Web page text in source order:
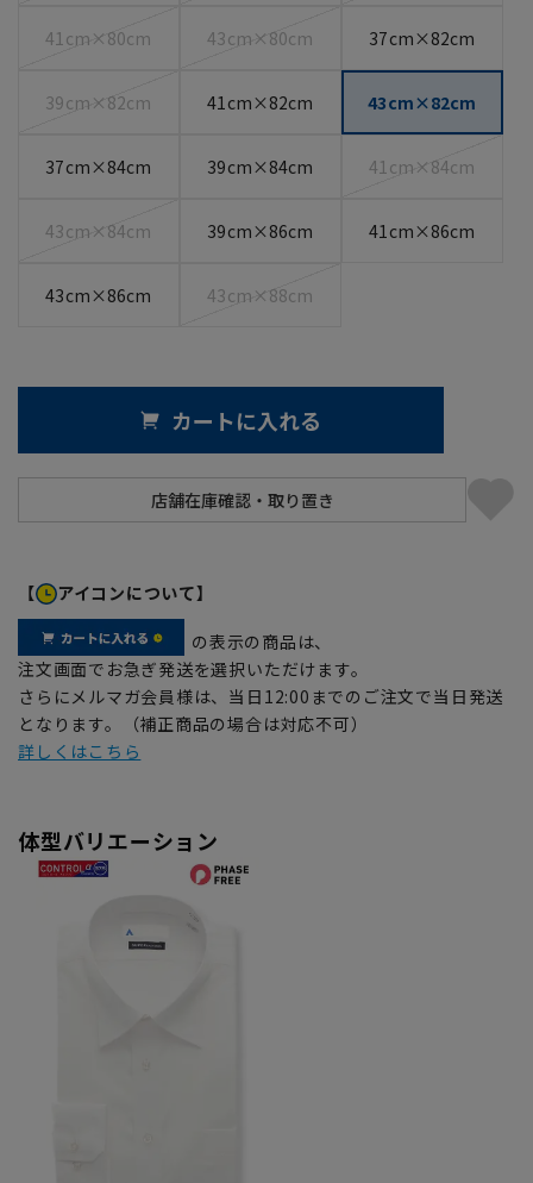
41cm×80cm 43cm×80cm 37cm×82cm
39cm×82cm 41cm×82cm 43cm×82cm
37cm×84cm 39cm×84cm 41cm×84cm
43cm×84cm 39cm×86cm 41cm×86cm
43cm×86cm 43cm×88cm
カートに入れる
【 アイコンについて】
の表示の商品は、
注文画面でお急ぎ発送を選択いただけます。
さらにメルマガ会員様は、当日12:00までのご注文で当日発送
となります。（補正商品の場合は対応不可）
詳しくはこちら
体型バリエーション